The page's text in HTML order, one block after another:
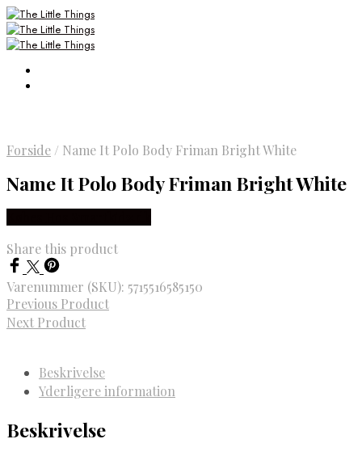
Forside / Name It Polo Body Friman Bright White
Name It Polo Body Friman Bright White
Share this product
Varenummer (SKU): 5715516585150
Previous Product
Next Product
Beskrivelse
Yderligere information
Beskrivelse